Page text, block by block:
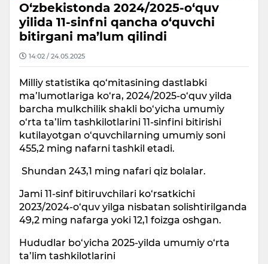
O‘zbekistonda 2024/2025-o‘quv
yilida 11-sinfni qancha o‘quvchi
bitirgani ma’lum qilindi
14:02 / 24.05.2025
Milliy statistika qo‘mitasining dastlabki
ma’lumotlariga ko‘ra, 2024/2025-o‘quv yilda
barcha mulkchilik shakli bo‘yicha umumiy
o‘rta ta’lim tashkilotlarini 11-sinfini bitirishi
kutilayotgan o‘quvchilarning umumiy soni
455,2 ming nafarni tashkil etadi.
Shundan 243,1 ming nafari qiz bolalar.
Jami 11-sinf bitiruvchilari ko‘rsatkichi
2023/2024-o‘quv yilga nisbatan solishtirilganda
49,2 ming nafarga yoki 12,1 foizga oshgan.
Hududlar bo‘yicha 2025-yilda umumiy o‘rta
ta’lim tashkilotlarini